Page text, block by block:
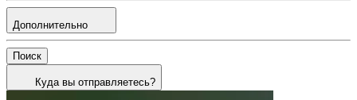
Дополнительно
Поиск
Куда вы отправляетесь?